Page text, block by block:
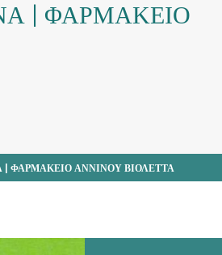
| ΦΑΡΜΑΚΕΙΟ
ΦΑΡΜΑΚΕΙΟ ΑΝΝΙΝΟΥ ΒΙΟΛΕΤΤΑ